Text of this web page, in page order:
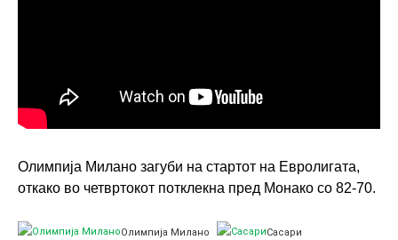
Олимпија Милано загуби на стартот на Евролигата,
откако во четвртокот потклекна пред Монако со 82-70.
Олимпија Милано Сасари